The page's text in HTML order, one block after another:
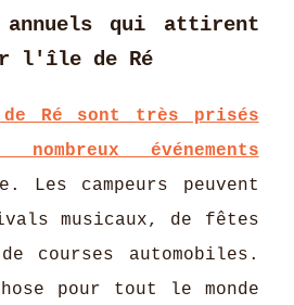
annuels qui attirent
l'île de Ré
de Ré sont très prisés
événements
campeurs peuvent
musicaux, de fêtes
courses automobiles.
pour tout le monde